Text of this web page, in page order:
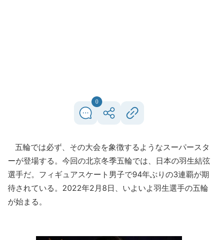
0
五輪では必ず、その大会を象徴するようなスーパースタ
ーが登場する。今回の北京冬季五輪では、日本の羽生結弦
選手だ。フィギュアスケート男子で94年ぶりの3連覇が期
待されている。2022年2月8日、いよいよ羽生選手の五輪
が始まる。